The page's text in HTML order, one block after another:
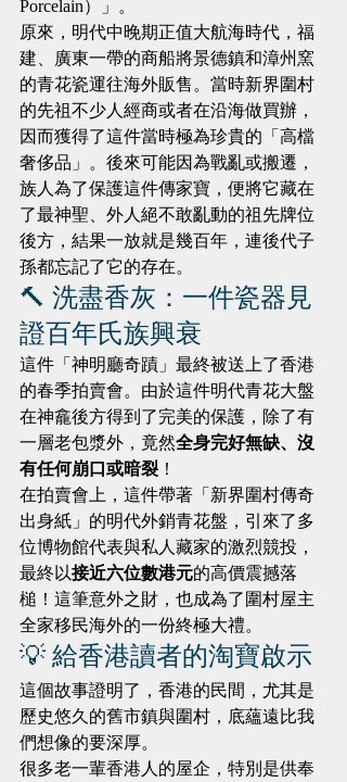
Porcelain）」。
原來，明代中晚期正值大航海時代，福
建、廣東一帶的商船將景德鎮和漳州窯
的青花瓷運往海外販售。當時新界圍村
的先祖不少人經商或者在沿海做買辦，
因而獲得了這件當時極為珍貴的「高檔
奢侈品」。後來可能因為戰亂或搬遷，
族人為了保護這件傳家寶，便將它藏在
了最神聖、外人絕不敢亂動的祖先牌位
後方，結果一放就是幾百年，連後代子
孫都忘記了它的存在。
🔨 洗盡香灰：一件瓷器見
證百年氏族興衰
這件「神明廳奇蹟」最終被送上了香港
的春季拍賣會。由於這件明代青花大盤
在神龕後方得到了完美的保護，除了有
一層老包漿外，竟然全身完好無缺、沒
有任何崩口或暗裂 ！
在拍賣會上，這件帶著「新界圍村傳奇
出身紙」的明代外銷青花盤，引來了多
位博物館代表與私人藏家的激烈競投，
最終以接近六位數港元的高價震撼落
槌！這筆意外之財，也成為了圍村屋主
全家移民海外的一份終極大禮。
💡 給香港讀者的淘寶啟示
這個故事證明了，香港的民間，尤其是
歷史悠久的舊市鎮與圍村，底蘊遠比我
們想像的要深厚。
很多老一輩香港人的屋企，特別是供奉